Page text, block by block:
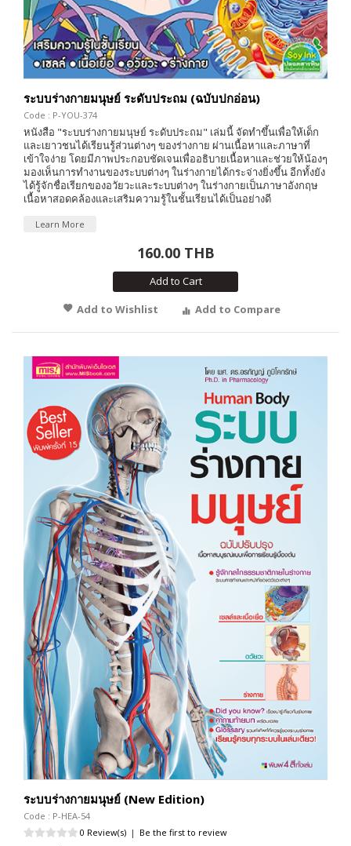
ระบบร่างกายมนุษย์ ระดับประถม (ฉบับปกอ่อน)
Code : P-YOU-374
หนังสือ "ระบบร่างกายมนุษย์ ระดับประถม" เล่มนี้ จัดทำขึ้นเพื่อให้เด็ก
และเยาวชนได้เรียนรู้ส่วนต่างๆ ของร่างกาย ผ่านเนื้อหาและภาษาที่
เข้าใจง่าย โดยมีภาพประกอบชัดเจนเพื่ออธิบายเนื้อหาและช่วยให้น้องๆ
มองเห็นการทำงานของระบบต่างๆ ในร่างกายได้กระจ่างยิ่งขึ้น อีกทั้งยัง
ได้รู้จักชื่อเรียกของอวัยวะและระบบต่างๆ ในร่างกายเป็นภาษาอังกฤษ
เนื้อหาสอดคล้องและเสริมความรู้ในชั้นเรียนได้เป็นอย่างดี
Learn More
160.00 THB
Add to Cart
Add to Wishlist
Add to Compare
ระบบร่างกายมนุษย์ (New Edition)
Code : P-HEA-54
0 Review(s) | Be the first to review